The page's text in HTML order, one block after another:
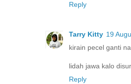
Reply
Tarry Kitty 19
kirain pecel ganti
lidah jawa kalo
Reply